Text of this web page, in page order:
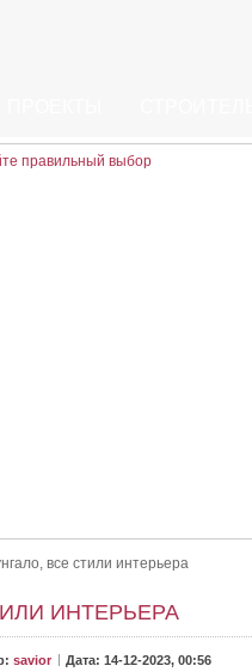
все стили интерьера
ИНТЕРЬЕРА
savior Дата: 14-12-2023, 00:56